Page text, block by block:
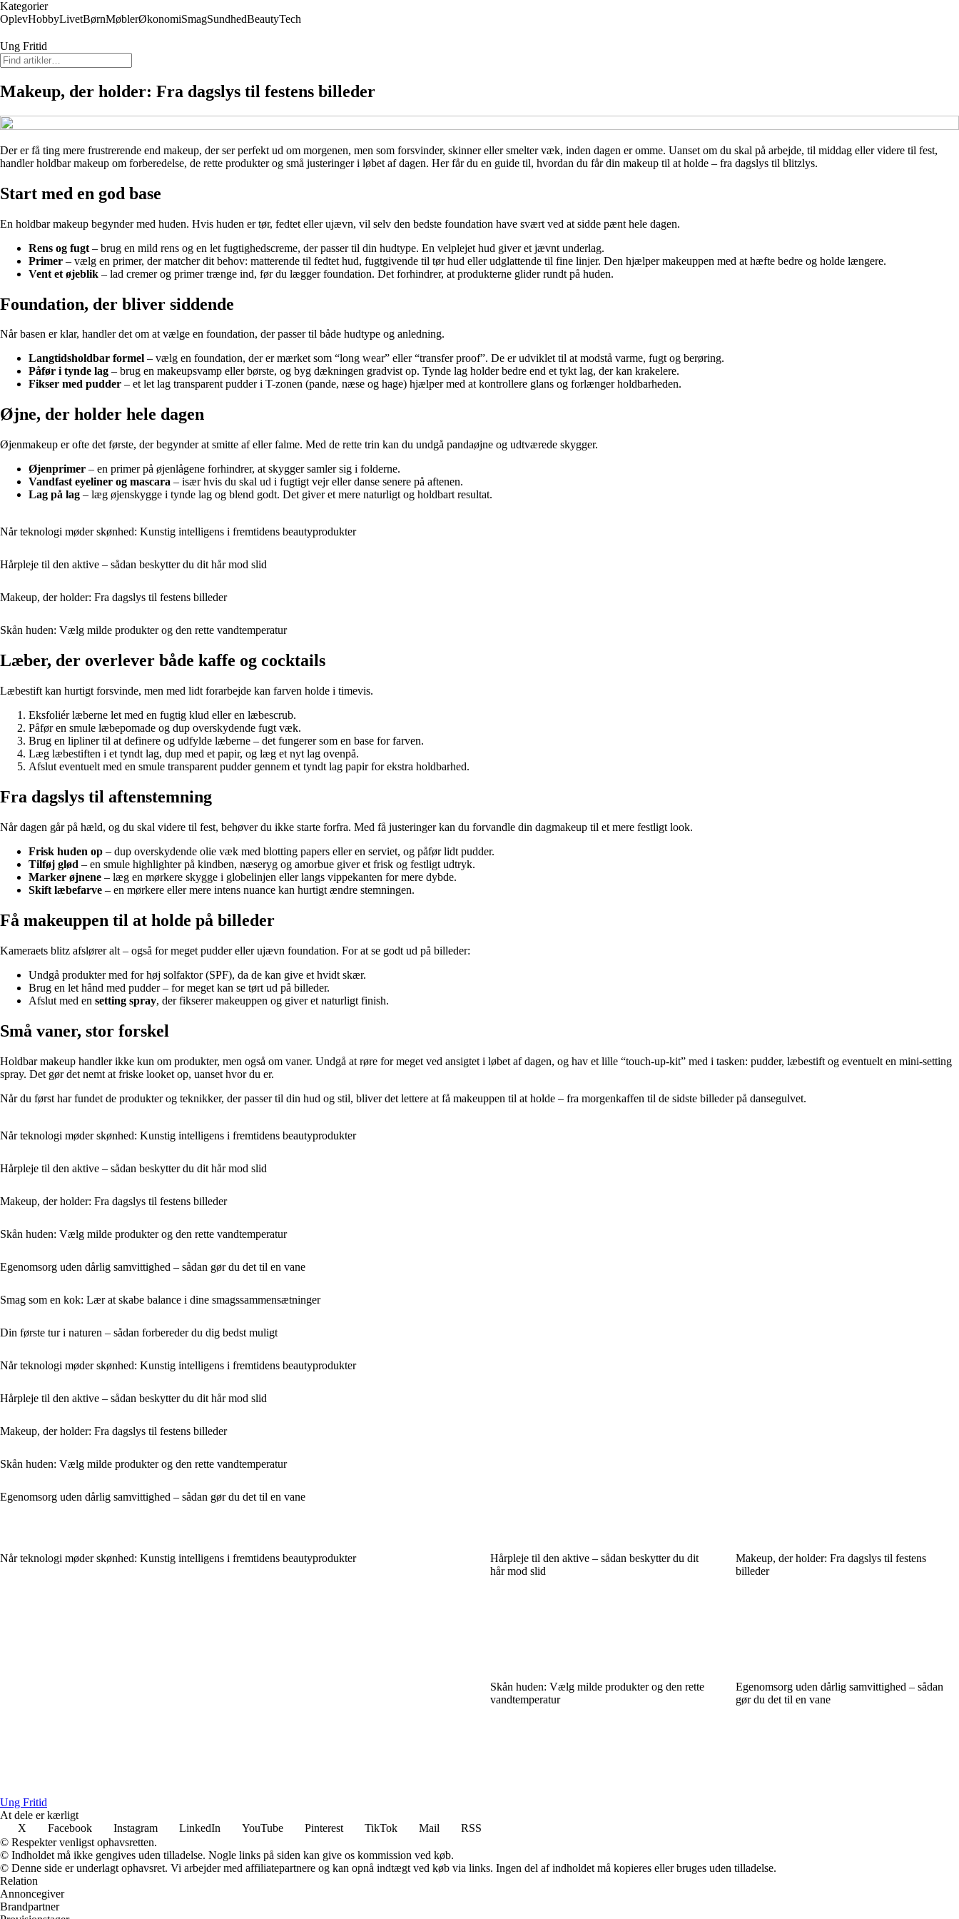
Kategorier
OplevHobbyLivetBørnMøblerØkonomiSmagSundhedBeautyTech
Ung Fritid
Makeup, der holder: Fra dagslys til festens billeder
Der er få ting mere frustrerende end makeup, der ser perfekt ud om morgenen, men som forsvinder, skinner eller smelter væk, inden dagen er omme. Uanset om du skal på arbejde, til middag eller videre til fest,
handler holdbar makeup om forberedelse, de rette produkter og små justeringer i løbet af dagen. Her får du en guide til, hvordan du får din makeup til at holde – fra dagslys til blitzlys.
Start med en god base
En holdbar makeup begynder med huden. Hvis huden er tør, fedtet eller ujævn, vil selv den bedste foundation have svært ved at sidde pænt hele dagen.
Rens og fugt – brug en mild rens og en let fugtighedscreme, der passer til din hudtype. En velplejet hud giver et jævnt underlag.
Primer – vælg en primer, der matcher dit behov: matterende til fedtet hud, fugtgivende til tør hud eller udglattende til fine linjer. Den hjælper makeuppen med at hæfte bedre og holde længere.
Vent et øjeblik – lad cremer og primer trænge ind, før du lægger foundation. Det forhindrer, at produkterne glider rundt på huden.
Foundation, der bliver siddende
Når basen er klar, handler det om at vælge en foundation, der passer til både hudtype og anledning.
Langtidsholdbar formel – vælg en foundation, der er mærket som “long wear” eller “transfer proof”. De er udviklet til at modstå varme, fugt og berøring.
Påfør i tynde lag – brug en makeupsvamp eller børste, og byg dækningen gradvist op. Tynde lag holder bedre end et tykt lag, der kan krakelere.
Fikser med pudder – et let lag transparent pudder i T-zonen (pande, næse og hage) hjælper med at kontrollere glans og forlænger holdbarheden.
Øjne, der holder hele dagen
Øjenmakeup er ofte det første, der begynder at smitte af eller falme. Med de rette trin kan du undgå pandaøjne og udtværede skygger.
Øjenprimer – en primer på øjenlågene forhindrer, at skygger samler sig i folderne.
Vandfast eyeliner og mascara – især hvis du skal ud i fugtigt vejr eller danse senere på aftenen.
Lag på lag – læg øjenskygge i tynde lag og blend godt. Det giver et mere naturligt og holdbart resultat.
Når teknologi møder skønhed: Kunstig intelligens i fremtidens beautyprodukter
Hårpleje til den aktive – sådan beskytter du dit hår mod slid
Makeup, der holder: Fra dagslys til festens billeder
Skån huden: Vælg milde produkter og den rette vandtemperatur
Læber, der overlever både kaffe og cocktails
Læbestift kan hurtigt forsvinde, men med lidt forarbejde kan farven holde i timevis.
Eksfoliér læberne let med en fugtig klud eller en læbescrub.
Påfør en smule læbepomade og dup overskydende fugt væk.
Brug en lipliner til at definere og udfylde læberne – det fungerer som en base for farven.
Læg læbestiften i et tyndt lag, dup med et papir, og læg et nyt lag ovenpå.
Afslut eventuelt med en smule transparent pudder gennem et tyndt lag papir for ekstra holdbarhed.
Fra dagslys til aftenstemning
Når dagen går på hæld, og du skal videre til fest, behøver du ikke starte forfra. Med få justeringer kan du forvandle din dagmakeup til et mere festligt look.
Frisk huden op – dup overskydende olie væk med blotting papers eller en serviet, og påfør lidt pudder.
Tilføj glød – en smule highlighter på kindben, næseryg og amorbue giver et frisk og festligt udtryk.
Marker øjnene – læg en mørkere skygge i globelinjen eller langs vippekanten for mere dybde.
Skift læbefarve – en mørkere eller mere intens nuance kan hurtigt ændre stemningen.
Få makeuppen til at holde på billeder
Kameraets blitz afslører alt – også for meget pudder eller ujævn foundation. For at se godt ud på billeder:
Undgå produkter med for høj solfaktor (SPF), da de kan give et hvidt skær.
Brug en let hånd med pudder – for meget kan se tørt ud på billeder.
Afslut med en setting spray, der fikserer makeuppen og giver et naturligt finish.
Små vaner, stor forskel
Holdbar makeup handler ikke kun om produkter, men også om vaner. Undgå at røre for meget ved ansigtet i løbet af dagen, og hav et lille “touch-up-kit” med i tasken: pudder, læbestift og eventuelt en mini-setting
spray. Det gør det nemt at friske looket op, uanset hvor du er.
Når du først har fundet de produkter og teknikker, der passer til din hud og stil, bliver det lettere at få makeuppen til at holde – fra morgenkaffen til de sidste billeder på dansegulvet.
Når teknologi møder skønhed: Kunstig intelligens i fremtidens beautyprodukter
Hårpleje til den aktive – sådan beskytter du dit hår mod slid
Makeup, der holder: Fra dagslys til festens billeder
Skån huden: Vælg milde produkter og den rette vandtemperatur
Egenomsorg uden dårlig samvittighed – sådan gør du det til en vane
Smag som en kok: Lær at skabe balance i dine smagssammensætninger
Din første tur i naturen – sådan forbereder du dig bedst muligt
Når teknologi møder skønhed: Kunstig intelligens i fremtidens beautyprodukter
Hårpleje til den aktive – sådan beskytter du dit hår mod slid
Makeup, der holder: Fra dagslys til festens billeder
Skån huden: Vælg milde produkter og den rette vandtemperatur
Egenomsorg uden dårlig samvittighed – sådan gør du det til en vane
Når teknologi møder skønhed: Kunstig intelligens i fremtidens beautyprodukter
Hårpleje til den aktive – sådan beskytter du dit
hår mod slid
Makeup, der holder: Fra dagslys til festens
billeder
Skån huden: Vælg milde produkter og den rette
vandtemperatur
Egenomsorg uden dårlig samvittighed – sådan
gør du det til en vane
Ung Fritid
At dele er kærligt
X
Facebook Instagram LinkedIn YouTube Pinterest TikTok Mail
RSS
© Respekter venligst ophavsretten.
© Indholdet må ikke gengives uden tilladelse. Nogle links på siden kan give os kommission ved køb.
© Denne side er underlagt ophavsret. Vi arbejder med affiliatepartnere og kan opnå indtægt ved køb via links. Ingen del af indholdet må kopieres eller bruges uden tilladelse.
Relation
Annoncegiver
Brandpartner